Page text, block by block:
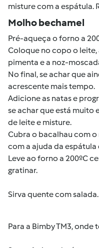
misture com a espátula.
Molho bechamel
Pré-aqueça o forno a
Coloque no copo o leite,
pimenta e a noz-
No final, se achar que
acrescente mais tempo.
Adicione as natas e
se achar que está muito
de leite e misture.
Cubra o bacalhau com
com a ajuda da
Leve ao forno a 200ºC
gratinar.
Sirva quente com salada.
Para a Bimby TM3, onde